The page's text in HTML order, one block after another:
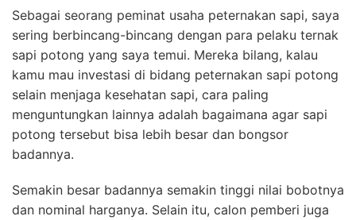
Sebagai seorang peminat usaha peternakan sapi, saya
sering berbincang-bincang dengan para pelaku ternak
sapi potong yang saya temui. Mereka bilang, kalau
kamu mau investasi di bidang peternakan sapi potong
selain menjaga kesehatan sapi, cara paling
menguntungkan lainnya adalah bagaimana agar sapi
potong tersebut bisa lebih besar dan bongsor
badannya.
Semakin besar badannya semakin tinggi nilai bobotnya
dan nominal harganya. Selain itu, calon pemberi juga